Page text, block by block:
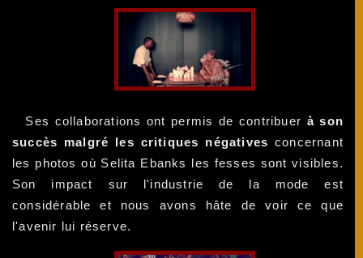
Ses collaborations ont permis de contribuer à son
succès malgré les critiques négatives concernant
les photos où Selita Ebanks les fesses sont visibles.
Son impact sur l'industrie de la mode est
considérable et nous avons hâte de voir ce que
l'avenir lui réserve.